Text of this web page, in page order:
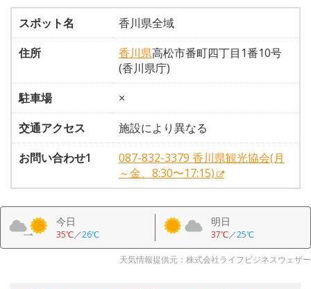
スポット名
香川県全域
住所
香川県高松市番町四丁目1番10号
(香川県庁)
駐車場
×
交通アクセス
施設により異なる
お問い合わせ1
087-832-3379 香川県観光協会(月
～金、8:30〜17:15)
今日
35℃／26℃
明日
37℃／25℃
天気情報提供元：株式会社ライフビジネスウェザー